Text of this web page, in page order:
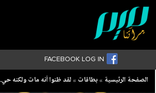
FACEBOOK LOG IN
Breadcrumb
الصفحة الرئيسية بطاقات لقد ظنوا أنه مات ولكنه حي.